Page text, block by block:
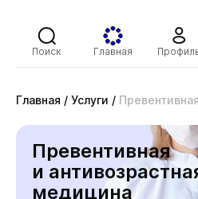
Поиск Главная
Главная / Услуги /
Превентивная
и
медицина